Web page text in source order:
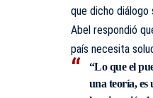
que dicho diálogo
Abel respondió
país necesita
“Lo que el
una teoría, es